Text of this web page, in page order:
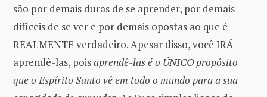
são por demais duras de se aprender, por demais
difíceis de se ver e por demais opostas ao que é
REALMENTE verdadeiro. Apesar disso, você IRÁ
aprendê-las, poisaprendê-las é o ÚNICO propósito
que o Espírito Santo vê em todo o mundo para a sua